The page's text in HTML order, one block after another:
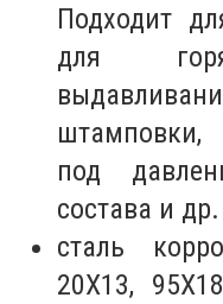
Подходит
для
штамповки,
под
состава и др.
сталь
20Х13,